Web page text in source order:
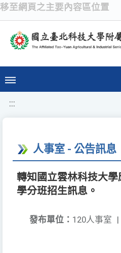
移至網頁之主要內容區位置
:::
人事室 - 公告訊息
轉知國立雲林科技大
學分班招生訊息。
發布單位： 120人事室 |